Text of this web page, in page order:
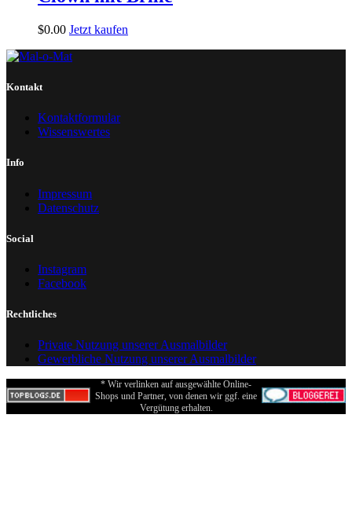
$0.00 Jetzt kaufen
Kontakt
Kontaktformular
Wissenswertes
Info
Impressum
Datenschutz
Social
Instagram
Facebook
Rechtliches
Private Nutzung unserer Ausmalbilder
Gewerbliche Nutzung unserer Ausmalbilder
* Wir verlinken auf ausgewählte Online-
Shops und Partner, von denen wir ggf. eine
Vergütung erhalten.